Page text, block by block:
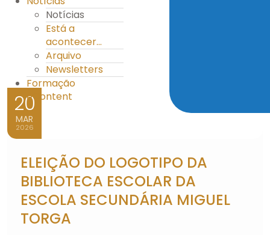
Notícias
Está a
acontecer...
Arquivo
Newsletters
Formação
eContent
20
MAR
2026
ELEIÇÃO DO LOGOTIPO DA
BIBLIOTECA ESCOLAR DA
ESCOLA SECUNDÁRIA MIGUEL
TORGA